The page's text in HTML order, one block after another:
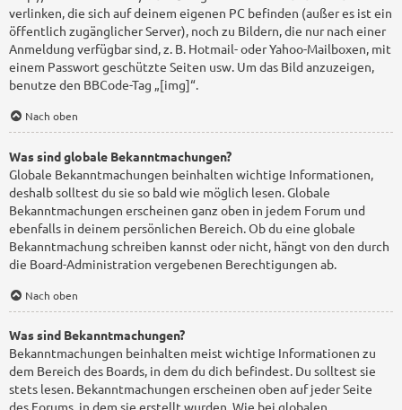
verlinken, die sich auf deinem eigenen PC befinden (außer es ist ein
öffentlich zugänglicher Server), noch zu Bildern, die nur nach einer
Anmeldung verfügbar sind, z. B. Hotmail- oder Yahoo-Mailboxen, mit
einem Passwort geschützte Seiten usw. Um das Bild anzuzeigen,
benutze den BBCode-Tag „[img]“.
Nach oben
Was sind globale Bekanntmachungen?
Globale Bekanntmachungen beinhalten wichtige Informationen,
deshalb solltest du sie so bald wie möglich lesen. Globale
Bekanntmachungen erscheinen ganz oben in jedem Forum und
ebenfalls in deinem persönlichen Bereich. Ob du eine globale
Bekanntmachung schreiben kannst oder nicht, hängt von den durch
die Board-Administration vergebenen Berechtigungen ab.
Nach oben
Was sind Bekanntmachungen?
Bekanntmachungen beinhalten meist wichtige Informationen zu
dem Bereich des Boards, in dem du dich befindest. Du solltest sie
stets lesen. Bekanntmachungen erscheinen oben auf jeder Seite
des Forums, in dem sie erstellt wurden. Wie bei globalen